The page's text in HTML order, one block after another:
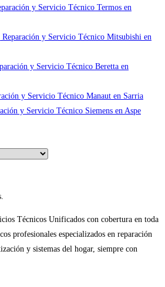
y Servicio Técnico Termos en
y Servicio Técnico Mitsubishi en
y Servicio Técnico Beretta en
y Servicio Técnico Manaut en Sarria
y Servicio Técnico Siemens en Aspe
Técnicos Unificados con cobertura en toda
profesionales especializados en reparación
y sistemas del hogar, siempre con